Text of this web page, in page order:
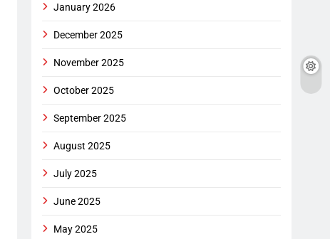
January 2026
December 2025
November 2025
October 2025
September 2025
August 2025
July 2025
June 2025
May 2025